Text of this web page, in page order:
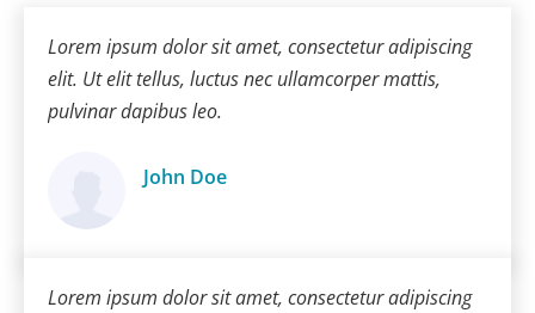
Lorem ipsum dolor sit amet, consectetur adipiscing
elit. Ut elit tellus, luctus nec ullamcorper mattis,
pulvinar dapibus leo.
John Doe
Lorem ipsum dolor sit amet, consectetur adipiscing